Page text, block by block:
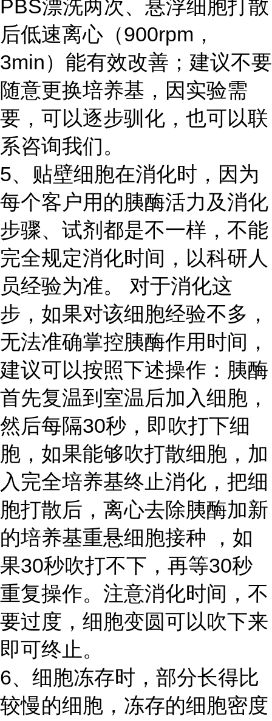
PBS漂洗两次、悬浮细胞打散
后低速离心（900rpm，
3min）能有效改善；建议不要
随意更换培养基，因实验需
要，可以逐步驯化，也可以联
系咨询我们。
5、贴壁细胞在消化时，因为
每个客户用的胰酶活力及消化
步骤、试剂都是不一样，不能
完全规定消化时间，以科研人
员经验为准。 对于消化这
步，如果对该细胞经验不多，
无法准确掌控胰酶作用时间，
建议可以按照下述操作：胰酶
首先复温到室温后加入细胞，
然后每隔30秒，即吹打下细
胞，如果能够吹打散细胞，加
入完全培养基终止消化，把细
胞打散后，离心去除胰酶加新
的培养基重悬细胞接种 ，如
果30秒吹打不下，再等30秒
重复操作。注意消化时间，不
要过度，细胞变圆可以吹下来
即可终止。
6、细胞冻存时，部分长得比
较慢的细胞，冻存的细胞密度